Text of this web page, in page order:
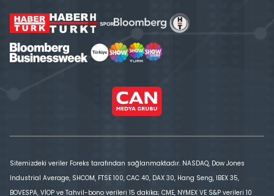
Sitemizdeki veriler Foreks tarafından sağlanmaktadır. NASDAQ, Dow Jones
Industrial Average, SHCOM, FTSE 100, CAC 40, DAX 30, Hang Seng, IBEX 35,
BOVESPA, VİOP ve Tahvil-bono verileri 15 dakika; CME, NYMEX VE S&P verileri 10